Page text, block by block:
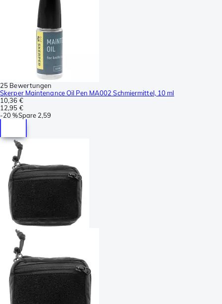
25 Bewertungen
Skerper Maintenance Oil Pen MA002 Schmiermittel, 10 ml
10,36 €
12,95 €
-20 %Spare 2,59